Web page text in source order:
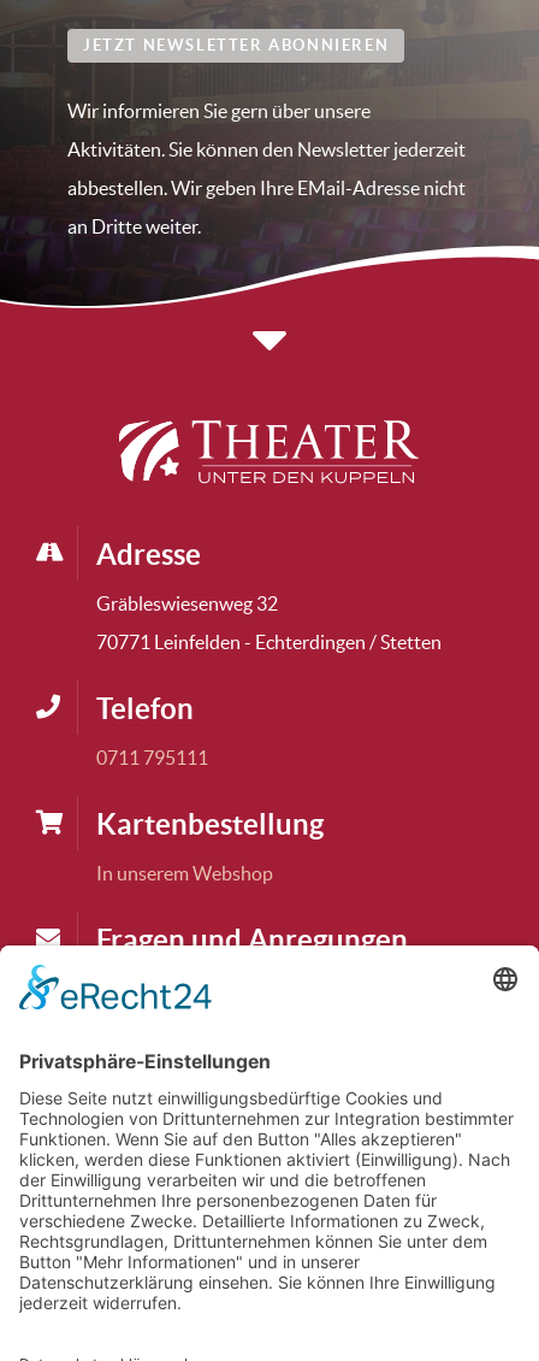
JETZT NEWSLETTER ABONNIEREN
Wir informieren Sie gern über unsere
Aktivitäten. Sie können den Newsletter jederzeit
abbestellen. Wir geben Ihre EMail-Adresse nicht
an Dritte weiter.
Adresse
Gräbleswiesenweg 32
70771 Leinfelden - Echterdingen / Stetten
Telefon
0711 795111
Karten­bestellung
In unserem Webshop
Fragen und Anregungen
karten@tudk.de
Theaterkasse
Die Theaterkasse macht Pause bis07.09.2026
Theatertelefon
Auch das Theatertelefon hat Pause bis
07.09.2026.
Wir sind aber per E-Mail erreichbar.